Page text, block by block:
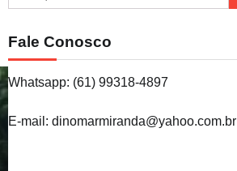
por:
Fale Conosco
Whatsapp: (61) 99318-4897
E-mail: dinomarmiranda@yahoo.com.br